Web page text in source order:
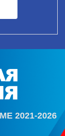
2021-2026